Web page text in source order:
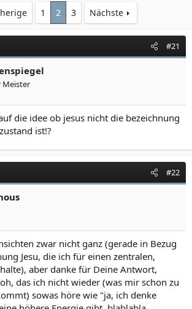
1 2 3 Nächste
#21
Meister
die idee ob jesus nicht die bezeichnung
ist!?
#22
zwar nicht ganz (gerade in Bezug
Jesu, die ich für einen zentralen,
aber danke für Deine Antwort,
das ich nicht wieder (was mir schon zu
sowas höre wie "ja, ich denke